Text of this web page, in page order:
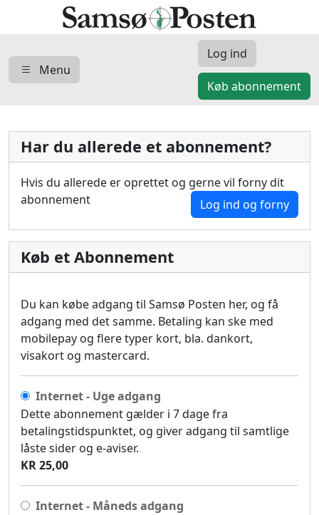
Menu
Log ind
Køb abonnement
Har du allerede et abonnement?
Hvis du allerede er oprettet og gerne vil forny dit
abonnement
Log ind og forny
Køb et Abonnement
Du kan købe adgang til Samsø Posten her, og få
adgang med det samme. Betaling kan ske med
mobilepay og flere typer kort, bla. dankort,
visakort og mastercard.
Internet - Uge adgang
Dette abonnement gælder i 7 dage fra
betalingstidspunktet, og giver adgang til samtlige
låste sider og e-aviser.
KR 25,00
Internet - Måneds adgang